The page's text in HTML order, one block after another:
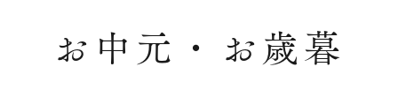
お中元・お歳暮